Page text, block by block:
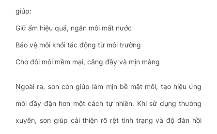
giúp:
Giữ ẩm hiệu quả, ngăn môi mất nước
Bảo vệ môi khỏi tác động từ môi trường
Cho đôi môi mềm mại, căng đầy và mịn màng
Ngoài ra, son còn giúp làm mịn bề mặt môi, tạo hiệu ứng
môi đầy đặn hơn một cách tự nhiên. Khi sử dụng thường
xuyên, son giúp cải thiện rõ rệt tình trạng và độ đàn hồi